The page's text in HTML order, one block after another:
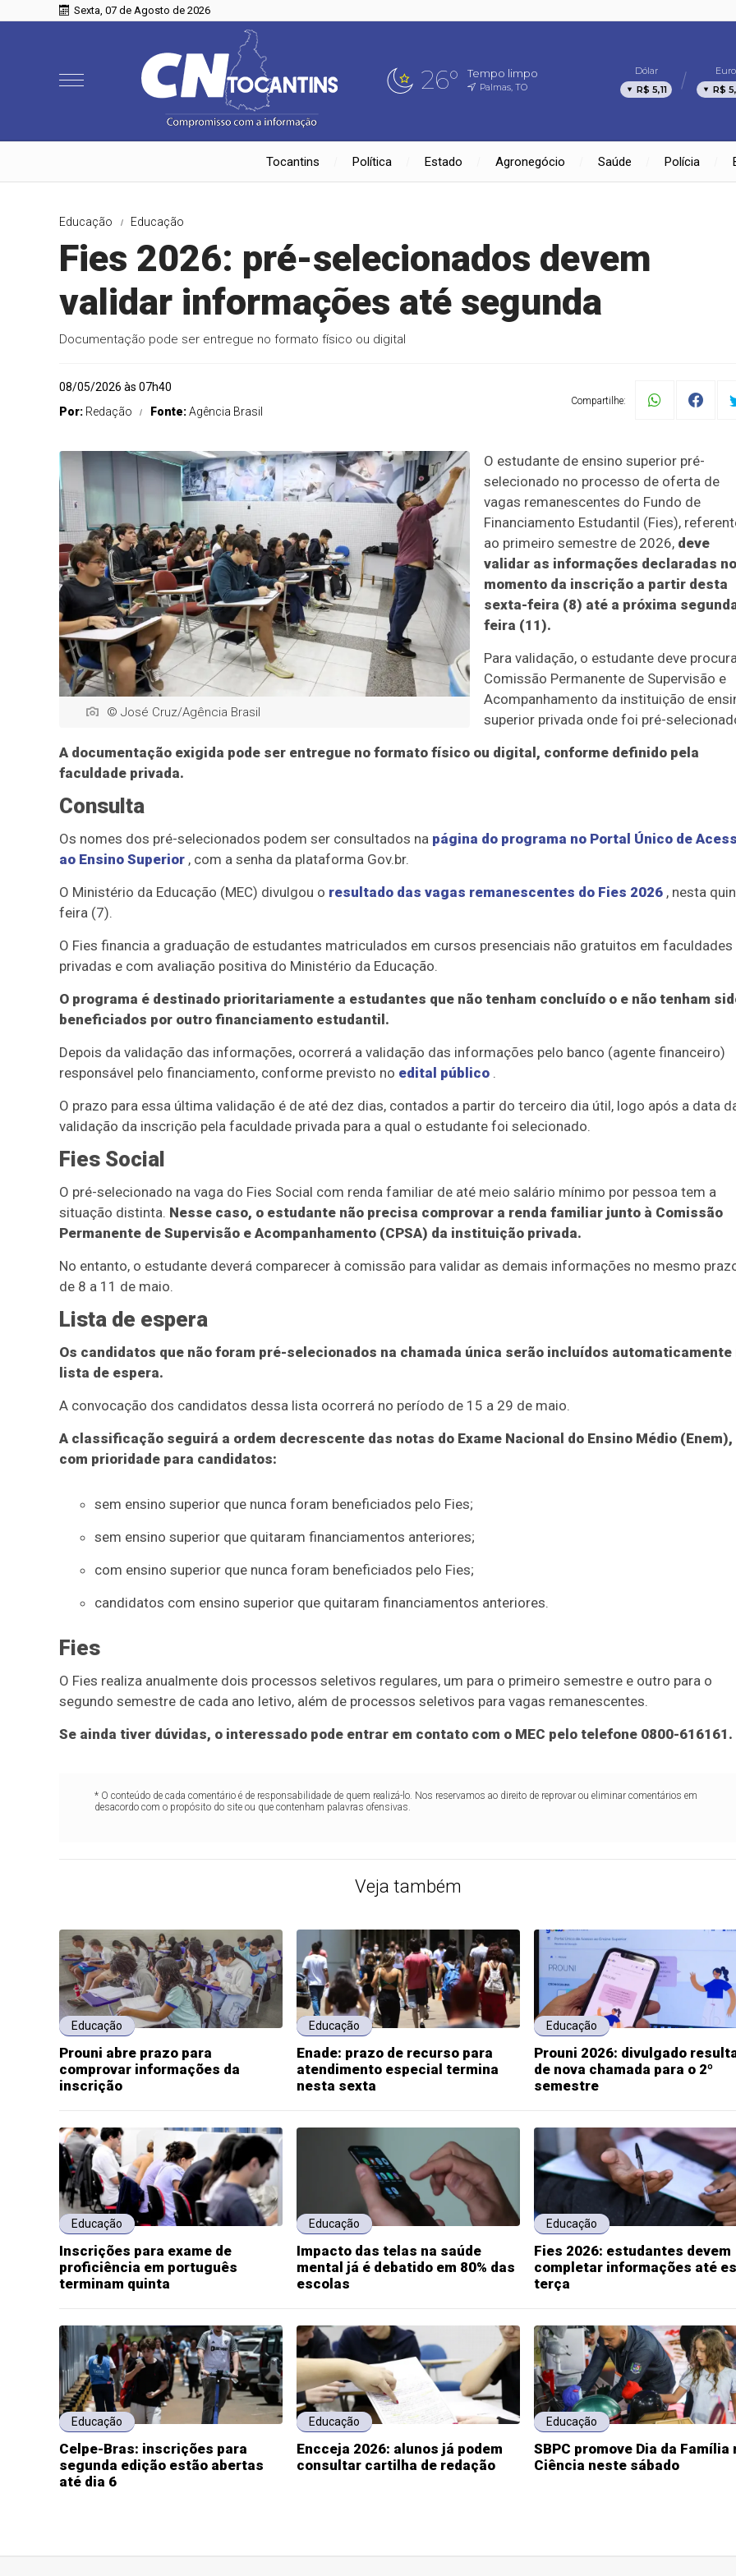
Sexta, 07 de Agosto de 2026
26° Tempo limpo
Palmas, TO
Dólar
R$ 5,11
Euro
R$
Tocantins Política Estado Agronegócio Saúde Polícia
Educação Educação
Fies 2026: pré-selecionados devem
validar informações até segunda
Documentação pode ser entregue no formato físico ou digital
08/05/2026 às 07h40
Por: Redação Fonte:Agência Brasil
Compartilhe:
© José Cruz/Agência Brasil
O estudante de ensino superior pré-
selecionado no processo de oferta de
vagas remanescentes do Fundo de
Financiamento Estudantil (Fies),
ao primeiro semestre de 2026, deve
validar as informações declaradas no
momento da inscrição a partir desta
sexta-feira (8) até a próxima
feira (11).
Para validação, o estudante deve
Comissão Permanente de Supervisão e
Acompanhamento da instituição de
superior privada onde foi pré-
A documentação exigida pode ser entregue no formato físico ou digital, conforme definido pela
faculdade privada.
Consulta
Os nomes dos pré-selecionados podem ser consultados na página do programa no Portal Único de
ao Ensino Superior , com a senha da plataforma Gov.br.
O Ministério da Educação (MEC) divulgou o resultado das vagas remanescentes do Fies 2026 , nesta
feira (7).
O Fies financia a graduação de estudantes matriculados em cursos presenciais não gratuitos em faculdades
privadas e com avaliação positiva do Ministério da Educação.
O programa é destinado prioritariamente a estudantes que não tenham concluído o e não tenham
beneficiados por outro financiamento estudantil.
Depois da validação das informações, ocorrerá a validação das informações pelo banco (agente financeiro)
responsável pelo financiamento, conforme previsto no edital público .
O prazo para essa última validação é de até dez dias, contados a partir do terceiro dia útil, logo após a data
validação da inscrição pela faculdade privada para a qual o estudante foi selecionado.
Fies Social
O pré-selecionado na vaga do Fies Social com renda familiar de até meio salário mínimo por pessoa tem a
situação distinta. Nesse caso, o estudante não precisa comprovar a renda familiar junto à Comissão
Permanente de Supervisão e Acompanhamento (CPSA) da instituição privada.
No entanto, o estudante deverá comparecer à comissão para validar as demais informações no mesmo
de 8 a 11 de maio.
Lista de espera
Os candidatos que não foram pré-selecionados na chamada única serão incluídos automaticamente
lista de espera.
A convocação dos candidatos dessa lista ocorrerá no período de 15 a 29 de maio.
A classificação seguirá a ordem decrescente das notas do Exame Nacional do Ensino Médio (Enem),
com prioridade para candidatos:
sem ensino superior que nunca foram beneficiados pelo Fies;
sem ensino superior que quitaram financiamentos anteriores;
com ensino superior que nunca foram beneficiados pelo Fies;
candidatos com ensino superior que quitaram financiamentos anteriores.
Fies
O Fies realiza anualmente dois processos seletivos regulares, um para o primeiro semestre e outro para o
segundo semestre de cada ano letivo, além de processos seletivos para vagas remanescentes.
Se ainda tiver dúvidas, o interessado pode entrar em contato com o MEC pelo telefone 0800-616161.
* O conteúdo de cada comentário é de responsabilidade de quem realizá-lo. Nos reservamos ao direito de reprovar ou eliminar comentários em
desacordo com o propósito do site ou que contenham palavras ofensivas.
Veja também
Educação
Prouni abre prazo para
comprovar informações da
inscrição
Educação
Enade: prazo de recurso para
atendimento especial termina
nesta sexta
Educação
Prouni 2026: divulgado
de nova chamada para o 2º
semestre
Educação
Inscrições para exame de
proficiência em português
terminam quinta
Educação
Impacto das telas na saúde
mental já é debatido em 80% das
escolas
Educação
Fies 2026: estudantes devem
completar informações até
terça
Educação
Celpe-Bras: inscrições para
segunda edição estão abertas
até dia 6
Educação
Encceja 2026: alunos já podem
consultar cartilha de redação
Educação
SBPC promove Dia da Família
Ciência neste sábado